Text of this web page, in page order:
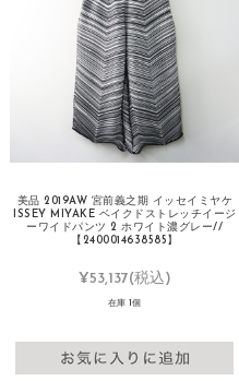
美品 2019AW 宮前義之期 イッセイミヤケ
ISSEY MIYAKE ベイクドストレッチイージ
ーワイドパンツ 2 ホワイト濃グレー//
【2400014638585】
¥53,137(税込)
在庫 1個